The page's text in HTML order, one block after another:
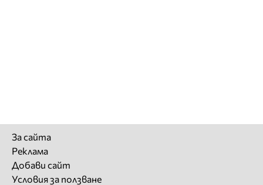
За сайта
Реклама
Добави сайт
Условия за ползване